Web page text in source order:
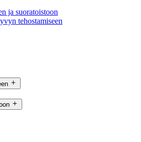
ja suoratoistoon
tehostamiseen